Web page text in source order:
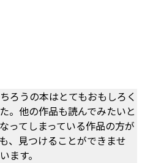
ろうの本はとてもおもしろく
。他の作品も読んでみたいと
ってしまっている作品の方が
、見つけることができませ
ます。